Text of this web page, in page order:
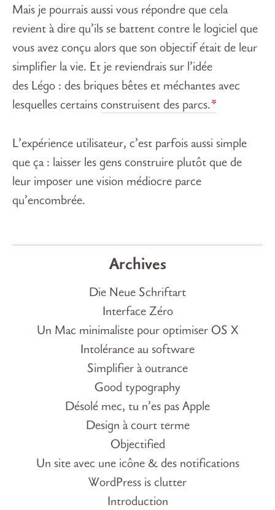
Mais je pourrais aussi vous répondre que cela
revient à dire qu’ils se battent contre le logiciel que
vous avez conçu alors que son objectif était de leur
simplifier la vie. Et je reviendrais sur l’idée
des Légo : des briques bêtes et méchantes avec
lesquelles certains construisent des parcs.
L’expérience utilisateur, c’est parfois aussi simple
que ça : laisser les gens construire plutôt que de
leur imposer une vision médiocre parce
qu’encombrée.
Archives
Die Neue Schriftart
Interface Zéro
Un Mac minimaliste pour optimiser OS X
Intolérance au software
Simplifier à outrance
Good typography
Désolé mec, tu n’es pas Apple
Design à court terme
Objectified
Un site avec une icône & des notifications
WordPress is clutter
Introduction